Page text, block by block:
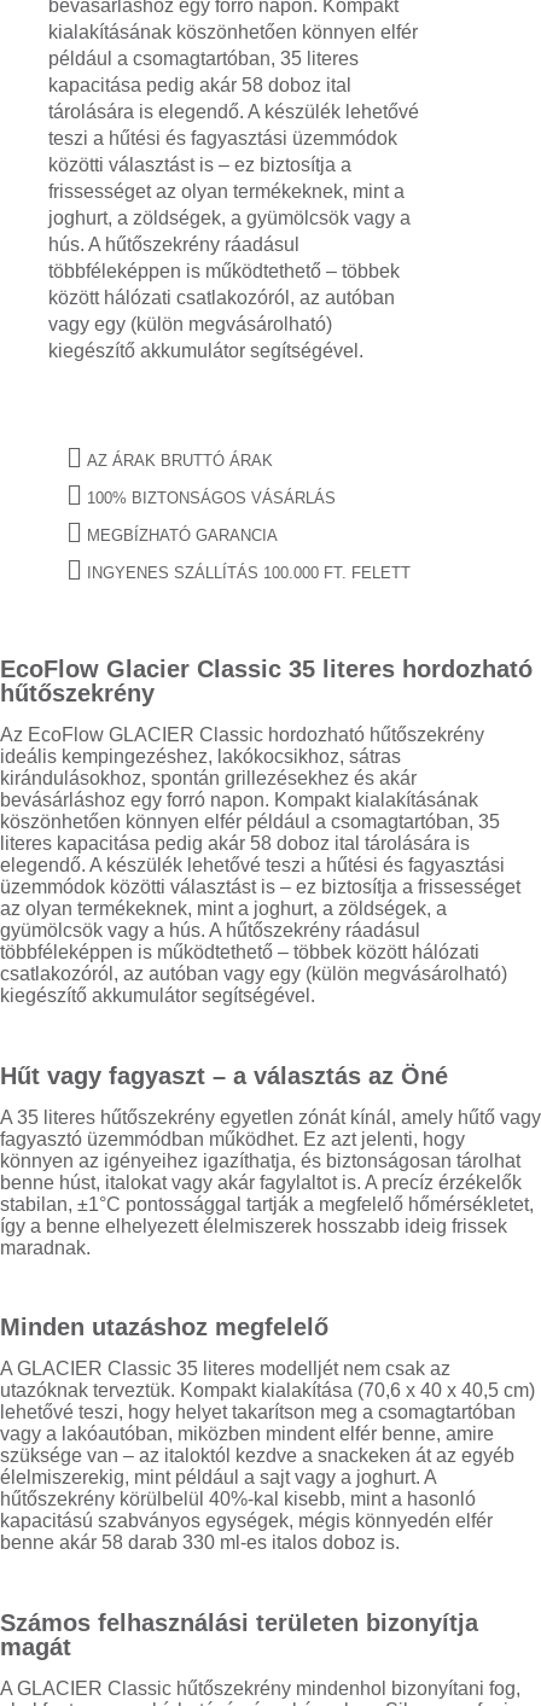
bevásárláshoz egy forró napon. Kompakt
kialakításának köszönhetően könnyen elfér
például a csomagtartóban, 35 literes
kapacitása pedig akár 58 doboz ital
tárolására is elegendő. A készülék lehetővé
teszi a hűtési és fagyasztási üzemmódok
közötti választást is – ez biztosítja a
frissességet az olyan termékeknek, mint a
joghurt, a zöldségek, a gyümölcsök vagy a
hús. A hűtőszekrény ráadásul
többféleképpen is működtethető – többek
között hálózati csatlakozóról, az autóban
vagy egy (külön megvásárolható)
kiegészítő akkumulátor segítségével.
AZ ÁRAK BRUTTÓ ÁRAK
100% BIZTONSÁGOS VÁSÁRLÁS
MEGBÍZHATÓ GARANCIA
INGYENES SZÁLLÍTÁS 100.000 FT. FELETT
EcoFlow Glacier Classic 35 literes hordozható
hűtőszekrény
Az EcoFlow GLACIER Classic hordozható hűtőszekrény
ideális kempingezéshez, lakókocsikhoz, sátras
kirándulásokhoz, spontán grillezésekhez és akár
bevásárláshoz egy forró napon. Kompakt kialakításának
köszönhetően könnyen elfér például a csomagtartóban, 35
literes kapacitása pedig akár 58 doboz ital tárolására is
elegendő. A készülék lehetővé teszi a hűtési és fagyasztási
üzemmódok közötti választást is – ez biztosítja a frissességet
az olyan termékeknek, mint a joghurt, a zöldségek, a
gyümölcsök vagy a hús. A hűtőszekrény ráadásul
többféleképpen is működtethető – többek között hálózati
csatlakozóról, az autóban vagy egy (külön megvásárolható)
kiegészítő akkumulátor segítségével.
Hűt vagy fagyaszt – a választás az Öné
A 35 literes hűtőszekrény egyetlen zónát kínál, amely hűtő vagy
fagyasztó üzemmódban működhet. Ez azt jelenti, hogy
könnyen az igényeihez igazíthatja, és biztonságosan tárolhat
benne húst, italokat vagy akár fagylaltot is. A precíz érzékelők
stabilan, ±1°C pontossággal tartják a megfelelő hőmérsékletet,
így a benne elhelyezett élelmiszerek hosszabb ideig frissek
maradnak.
Minden utazáshoz megfelelő
A GLACIER Classic 35 literes modelljét nem csak az
utazóknak terveztük. Kompakt kialakítása (70,6 x 40 x 40,5 cm)
lehetővé teszi, hogy helyet takarítson meg a csomagtartóban
vagy a lakóautóban, miközben mindent elfér benne, amire
szüksége van – az italoktól kezdve a snackeken át az egyéb
élelmiszerekig, mint például a sajt vagy a joghurt. A
hűtőszekrény körülbelül 40%-kal kisebb, mint a hasonló
kapacitású szabványos egységek, mégis könnyedén elfér
benne akár 58 darab 330 ml-es italos doboz is.
Számos felhasználási területen bizonyítja
magát
A GLACIER Classic hűtőszekrény mindenhol bizonyítani fog,